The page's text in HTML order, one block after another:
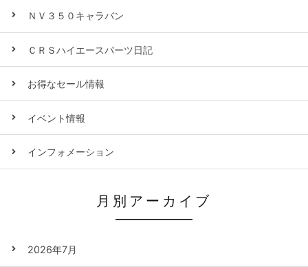
ＮＶ３５０キャラバン
ＣＲＳハイエースパーツ日記
お得なセール情報
イベント情報
インフォメーション
月別アーカイブ
2026年7月